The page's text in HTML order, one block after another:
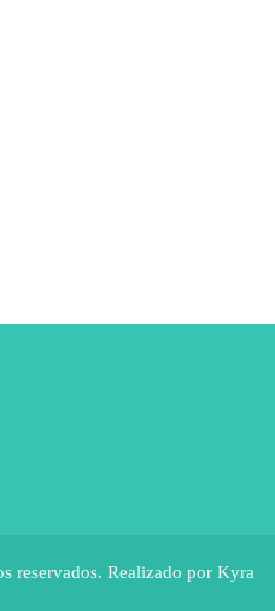
reservados. Realizado por Kyra